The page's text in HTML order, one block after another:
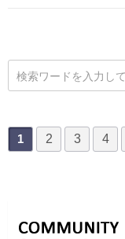
1 2 3 4